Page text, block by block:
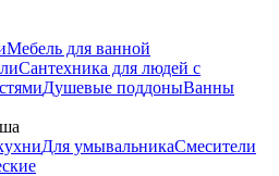
Мебель для ванной
Сантехника для людей с
Душевые поддоныВанны
Для умывальникаСмесители